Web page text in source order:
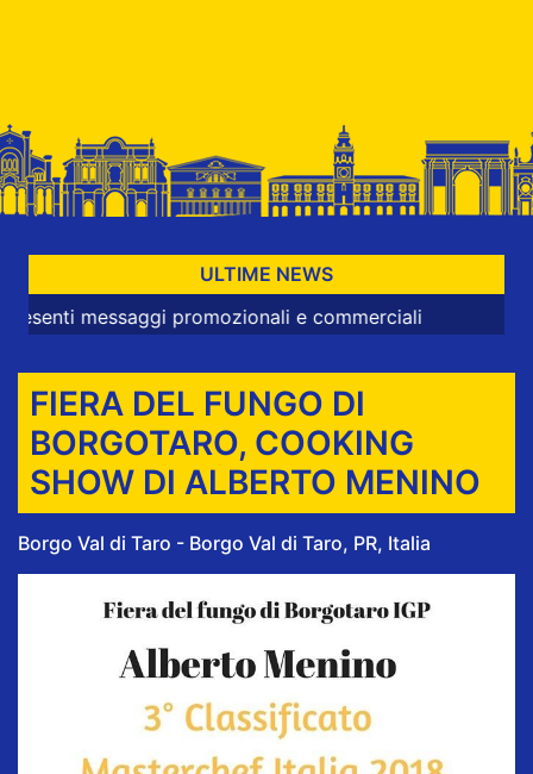
ULTIME NEWS
promozionali e commerciali
FIERA DEL FUNGO DI
BORGOTARO, COOKING
SHOW DI ALBERTO MENINO
Borgo Val di Taro - Borgo Val di Taro, PR, Italia